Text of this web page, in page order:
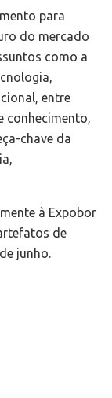
para
do mercado
como a
entre
conhecimento,
chave da
à Expobor
de
junho.